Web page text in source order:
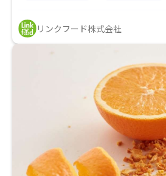
リンクフード株式会社